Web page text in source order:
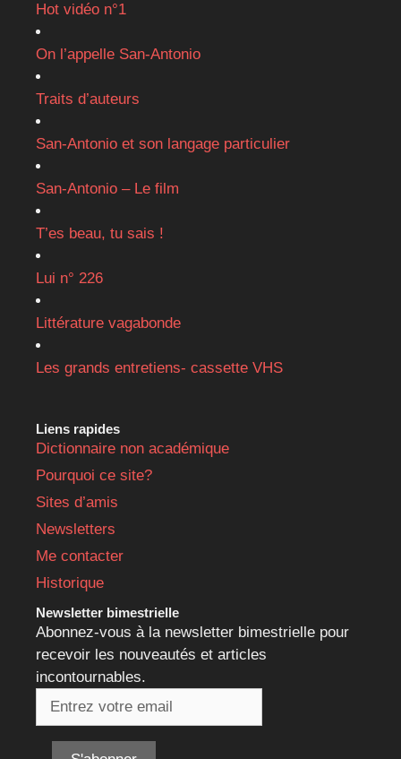
Hot vidéo n°1
On l’appelle San-Antonio
Traits d’auteurs
San-Antonio et son langage particulier
San-Antonio – Le film
T’es beau, tu sais !
Lui n° 226
Littérature vagabonde
Les grands entretiens- cassette VHS
Liens rapides
Dictionnaire non académique
Pourquoi ce site?
Sites d’amis
Newsletters
Me contacter
Historique
Newsletter bimestrielle
Abonnez-vous à la newsletter bimestrielle pour
recevoir les nouveautés et articles
incontournables.